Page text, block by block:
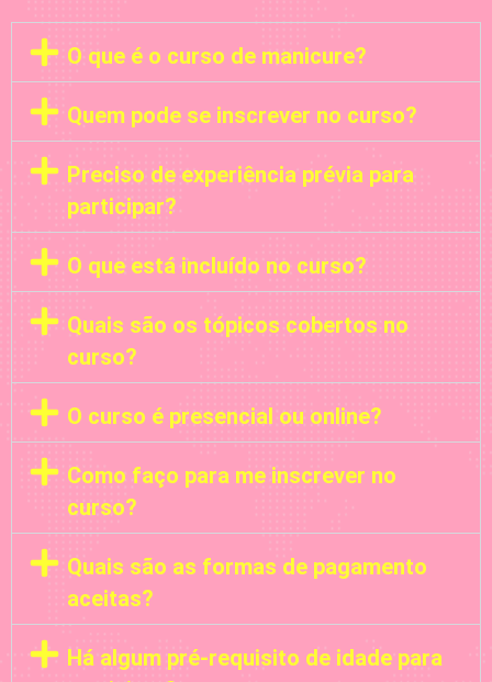
O que é o curso de manicure?
Quem pode se inscrever no curso?
Preciso de experiência prévia para
participar?
O que está incluído no curso?
Quais são os tópicos cobertos no
curso?
O curso é presencial ou online?
Como faço para me inscrever no
curso?
Quais são as formas de pagamento
aceitas?
Há algum pré-requisito de idade para